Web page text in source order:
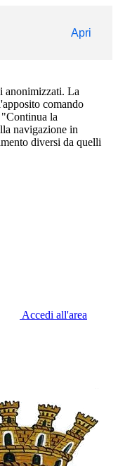
Apri
anonimizzati. La
comando
la
navigazione in
diversi da quelli
Accedi all'area